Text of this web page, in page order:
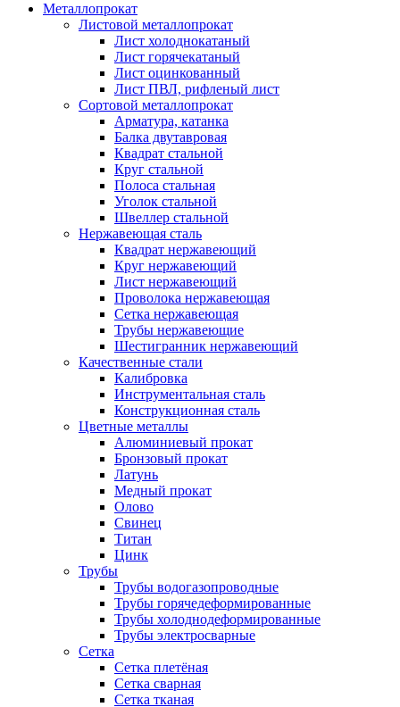
Металлопрокат
Листовой металлопрокат
Лист холоднокатаный
Лист горячекатаный
Лист оцинкованный
Лист ПВЛ, рифленый лист
Сортовой металлопрокат
Арматура, катанка
Балка двутавровая
Квадрат стальной
Круг стальной
Полоса стальная
Уголок стальной
Швеллер стальной
Нержавеющая сталь
Квадрат нержавеющий
Круг нержавеющий
Лист нержавеющий
Проволока нержавеющая
Сетка нержавеющая
Трубы нержавеющие
Шестигранник нержавеющий
Качественные стали
Калибровка
Инструментальная сталь
Конструкционная сталь
Цветные металлы
Алюминиевый прокат
Бронзовый прокат
Латунь
Медный прокат
Олово
Свинец
Титан
Цинк
Трубы
Трубы водогазопроводные
Трубы горячедеформированные
Трубы холоднодеформированные
Трубы электросварные
Сетка
Сетка плетёная
Сетка сварная
Сетка тканая